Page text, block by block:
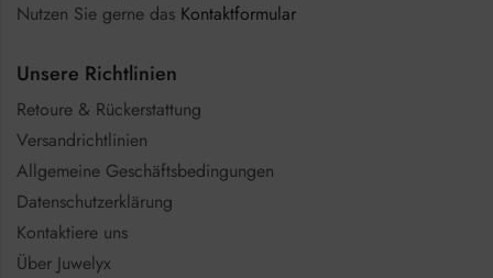
Nutzen Sie gerne das Kontaktformular
Unsere Richtlinien
Retoure & Rückerstattung
Versandrichtlinien
Allgemeine Geschäftsbedingungen
Datenschutzerklärung
Kontaktiere uns
Über Juwelyx